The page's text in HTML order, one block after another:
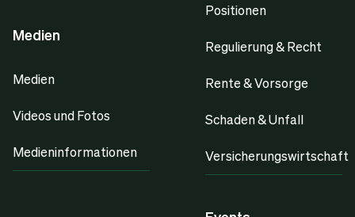
Medien
Medien
Videos und Fotos
Medieninformationen
Positionen
Regulierung & Recht
Rente & Vorsorge
Schaden & Unfall
Versicherungswirtschaft